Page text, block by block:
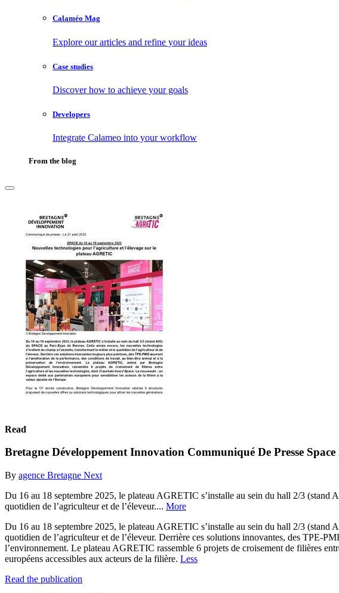
Calaméo Mag
Explore our articles and refine your ideas
Case studies
Discover how to achieve your goals
Developers
Integrate Calameo into your workflow
From the blog
Read
Bretagne Développement Innovation Communiqué De Presse Space
By agence Bretagne Next
Du 16 au 18 septembre 2025, le plateau AGRETIC s’installe au sein du hall 2/3 (stand
quotidien de l’agriculteur et de l’éleveur.... More
Du 16 au 18 septembre 2025, le plateau AGRETIC s’installe au sein du hall 2/3 (stand
quotidien de l’agriculteur et de l’éleveur. Derrière ces solutions innovantes, des TPE-
l’environnement. Le plateau AGRETIC rassemble 6 projets de croisement de filières
européens accessibles aux acteurs de la filière. Less
Read the publication